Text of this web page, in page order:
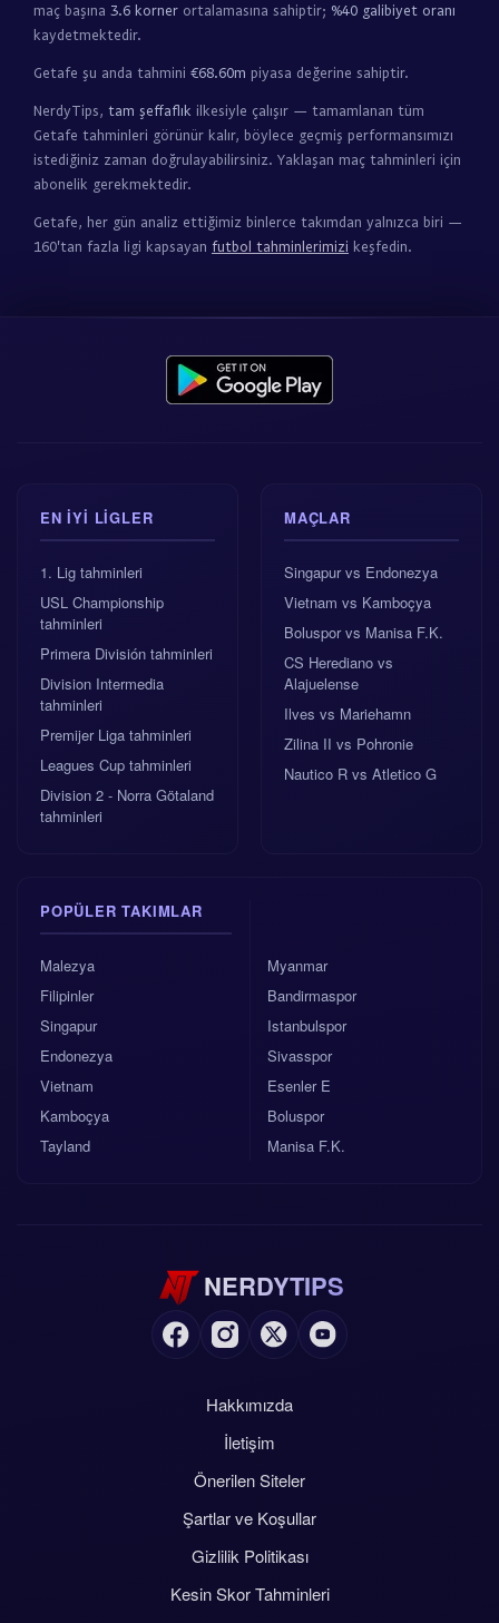
maç başına 3.6 korner ortalamasına sahiptir; %40 galibiyet oranı
kaydetmektedir.
Getafe şu anda tahmini €68.60m piyasa değerine sahiptir.
NerdyTips, tam şeffaflık ilkesiyle çalışır — tamamlanan tüm
Getafe tahminleri görünür kalır, böylece geçmiş performansımızı
istediğiniz zaman doğrulayabilirsiniz. Yaklaşan maç tahminleri için
abonelik gerekmektedir.
Getafe, her gün analiz ettiğimiz binlerce takımdan yalnızca biri —
160'tan fazla ligi kapsayan futbol tahminlerimizi keşfedin.
EN IYI LIGLER
1. Lig tahminleri
USL Championship
tahminleri
Primera División tahminleri
Division Intermedia
tahminleri
Premijer Liga tahminleri
Leagues Cup tahminleri
Division 2 - Norra Götaland
tahminleri
MAÇLAR
Singapur vs Endonezya
Vietnam vs Kamboçya
Boluspor vs Manisa F.K.
CS Herediano vs
Alajuelense
Ilves vs Mariehamn
Zilina II vs Pohronie
Nautico R vs Atletico G
POPÜLER TAKIMLAR
Malezya
Filipinler
Singapur
Endonezya
Vietnam
Kamboçya
Tayland
Myanmar
Bandirmaspor
Istanbulspor
Sivasspor
Esenler E
Boluspor
Manisa F.K.
NERDYTIPS
Hakkımızda
İletişim
Önerilen Siteler
Şartlar ve Koşullar
Gizlilik Politikası
Kesin Skor Tahminleri